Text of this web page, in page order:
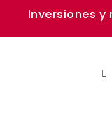
Inversiones y